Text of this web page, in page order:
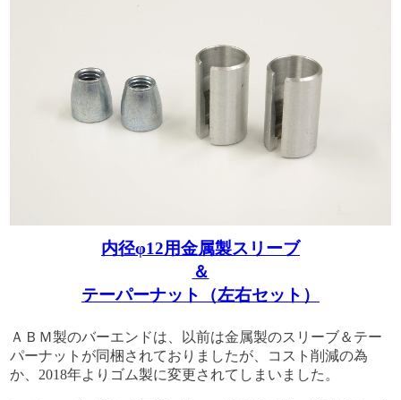
内径φ12用金属製スリーブ
＆
テーパーナット（左右セット）
ＡＢＭ製のバーエンドは、以前は金属製のスリーブ＆テー
パーナットが同梱されておりましたが、コスト削減の為
か、2018年よりゴム製に変更されてしまいました。